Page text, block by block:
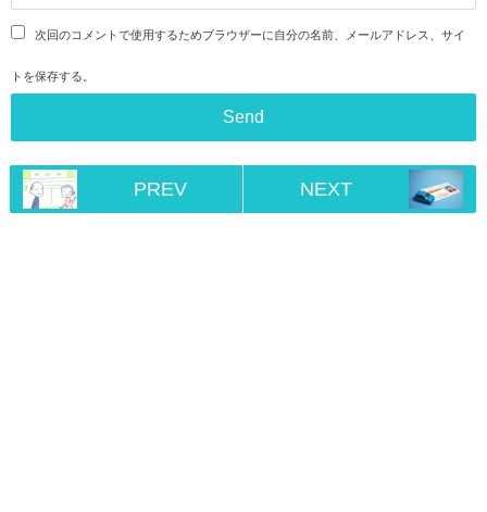
次回のコメントで使用するためブラウザーに自分の名前、メールアドレス、サイ
トを保存する。
PREV NEXT